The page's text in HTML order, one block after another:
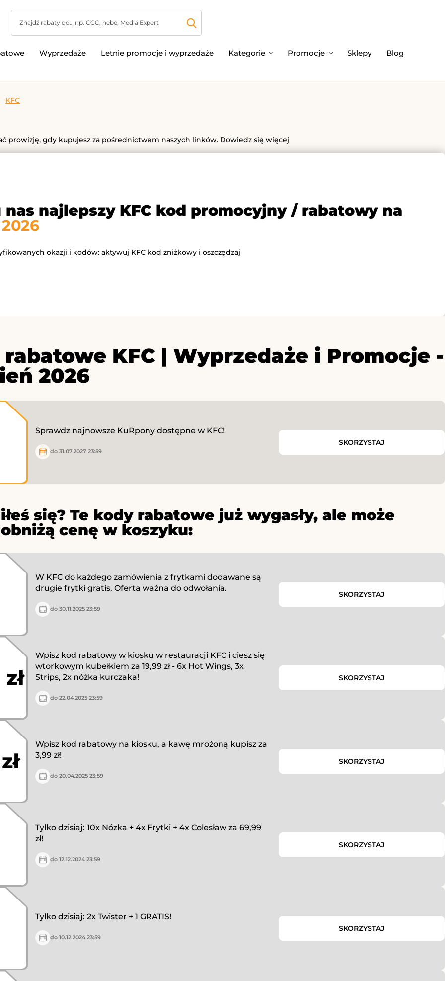
Wyprzedaże Letnie promocje i wyprzedaże Kategorie Promocje Sklepy Blog
KFC
prowizję, gdy kupujesz za pośrednictwem naszych linków. Dowiedz się więcej
nas najlepszy KFC kod promocyjny / rabatowy na
okazji i kodów: aktywuj KFC kod zniżkowy i oszczędzaj
KFC | Wyprzedaże i Promocje -
2026
Sprawdz najnowsze KuRpony dostępne w KFC!
do 31.07.2027 23:59
SKORZYSTAJ
się? Te kody rabatowe już wygasły, ale może
cenę w koszyku:
W KFC do każdego zamówienia z frytkami dodawane są
drugie frytki gratis. Oferta ważna do odwołania.
do 30.11.2025 23:59
SKORZYSTAJ
Wpisz kod rabatowy w kiosku w restauracji KFC i ciesz się
wtorkowym kubełkiem za 19,99 zł - 6x Hot Wings, 3x
Strips, 2x nóżka kurczaka!
do 22.04.2025 23:59
SKORZYSTAJ
Wpisz kod rabatowy na kiosku, a kawę mrożoną kupisz za
3,99 zł!
do 20.04.2025 23:59
SKORZYSTAJ
Tylko dzisiaj: 10x Nózka + 4x Frytki + 4x Colesław za 69,99
zł!
do 12.12.2024 23:59
SKORZYSTAJ
Tylko dzisiaj: 2x Twister + 1 GRATIS!
do 10.12.2024 23:59
SKORZYSTAJ